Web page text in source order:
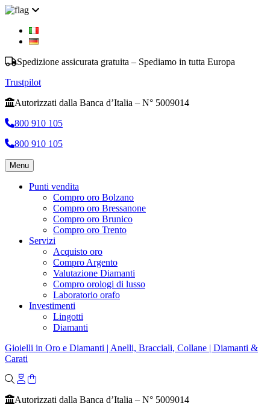
Spedizione assicurata gratuita – Spediamo in tutta Europa
Trustpilot
Autorizzati dalla Banca d’Italia – N° 5009014
800 910 105
800 910 105
Menu
Punti vendita
Compro oro Bolzano
Compro oro Bressanone
Compro oro Brunico
Compro oro Trento
Servizi
Acquisto oro
Compro Argento
Valutazione Diamanti
Compro orologi di lusso
Laboratorio orafo
Investimenti
Lingotti
Diamanti
Gioielli in Oro e Diamanti | Anelli, Bracciali, Collane | Diamanti &
Carati
Autorizzati dalla Banca d’Italia – N° 5009014